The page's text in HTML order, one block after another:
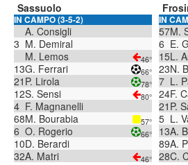
Sassuolo
IN CAMPO (3-5-2)
A. Consigli
3 M. Demiral
M. Lemos
46°
13G. Ferrari 66°
21 P. Lirola 78°
12S. Sensi 80°
4 F. Magnanelli
68M. Bourabia 57°
6 O. Rogerio 66°
10D. Berardi
32A. Matri 46°
IN
57M.
6 E.
15L.
23N.
7 L.
24F.
21 P.
5 L.
13A.
89A.
28C.